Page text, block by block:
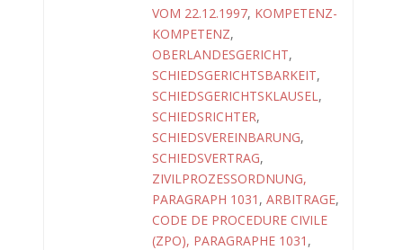
VOM 22.12.1997, KOMPETENZ-
KOMPETENZ,
OBERLANDESGERICHT,
SCHIEDSGERICHTSBARKEIT,
SCHIEDSGERICHTSKLAUSEL,
SCHIEDSRICHTER,
SCHIEDSVEREINBARUNG,
SCHIEDSVERTRAG,
ZIVILPROZESSORDNUNG,
PARAGRAPH 1031 , ARBITRAGE,
CODE DE PROCEDURE CIVILE
(ZPO), PARAGRAPHE 1031 ,